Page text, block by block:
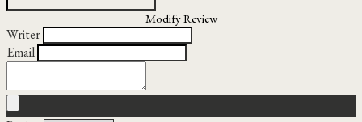
Modify Review
Writer
Email